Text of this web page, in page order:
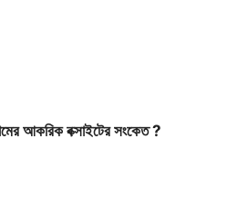
আকরিক বক্সাইটের সংকেত ?